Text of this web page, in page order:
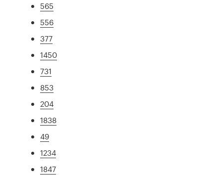
565
556
377
1450
731
853
204
1838
49
1234
1847